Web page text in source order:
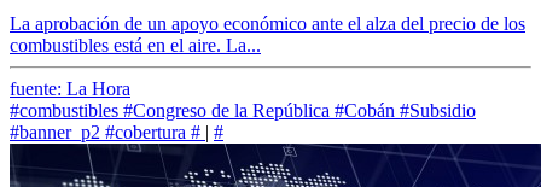
La aprobación de un apoyo económico ante el alza del precio de los
combustibles está en el aire. La...
fuente: La Hora
#combustibles #Congreso de la República #Cobán #Subsidio
#banner_p2 #cobertura # | #